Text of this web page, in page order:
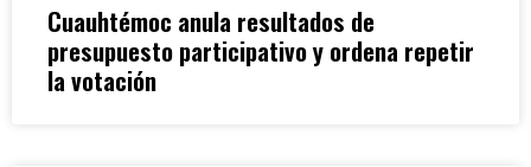
Cuauhtémoc anula resultados de
presupuesto participativo y ordena repetir
la votación